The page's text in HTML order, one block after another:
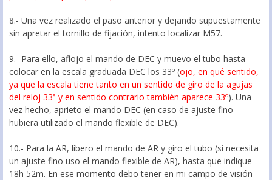
8.- Una vez realizado el paso anterior y dejando supuestamente
sin apretar el tornillo de fijación, intento localizar M57.
9.- Para ello, aflojo el mando de DEC y muevo el tubo hasta
colocar en la escala graduada DEC los 33º (ojo, en qué sentido,
ya que la escala tiene tanto en un sentido de giro de la agujas
del reloj 33ª y en sentido contrario también aparece 33º). Una
vez hecho, aprieto el mando DEC (en caso de ajuste fino
hubiera utilizado el mando flexible de DEC).
10.- Para la AR, libero el mando de AR y giro el tubo (si necesita
un ajuste fino uso el mando flexible de AR), hasta que indique
18h 52m. En ese momento debo tener en mi campo de visión